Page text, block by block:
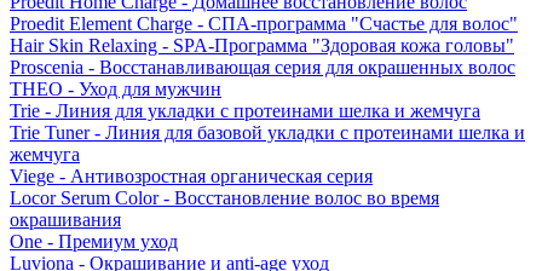
Proedit Element Charge - СПА-программа "Счастье для волос"
Hair Skin Relaxing - SPA-Программа "Здоровая кожа головы"
Proscenia - Восстанавливающая серия для окрашенных волос
THEO - Уход для мужчин
Trie - Линия для укладки с протеинами шелка и жемчуга
Trie Tuner - Линия для базовой укладки с протеинами шелка и
жемчуга
Viege - Антивозростная органическая серия
Locor Serum Color - Восстановление волос во время
окрашивания
One - Премиум уход
Luviona - Окрашивание и anti-age уход